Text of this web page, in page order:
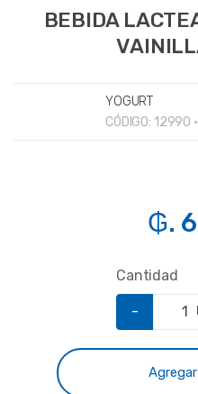
BEBIDA
YOGURT
CÓDIGO: 12990
₲.
Cantidad
-